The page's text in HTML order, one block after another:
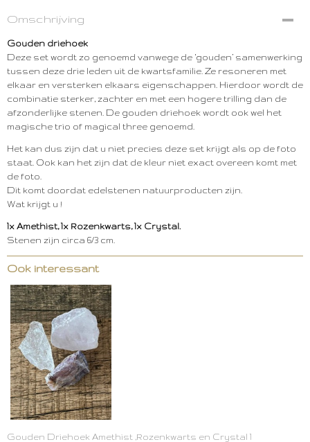
Omschrijving
Gouden driehoek
Deze set wordt zo genoemd vanwege de ‘gouden’ samenwerking
tussen deze drie leden uit de kwartsfamilie. Ze resoneren met
elkaar en versterken elkaars eigenschappen. Hierdoor wordt de
combinatie sterker, zachter en met een hogere trilling dan de
afzonderlijke stenen. De gouden driehoek wordt ook wel het
magische trio of magical three genoemd.
Het kan dus zijn dat u niet precies deze set krijgt als op de foto
staat. Ook kan het zijn dat de kleur niet exact overeen komt met
de foto.
Dit komt doordat edelstenen natuurproducten zijn.
Wat krijgt u !
1x Amethist, 1x Rozenkwarts, 1x Crystal.
Stenen zijn circa 6/3 cm.
Ook interessant
Gouden Driehoek Amethist ,Rozenkwarts en Crystal 1